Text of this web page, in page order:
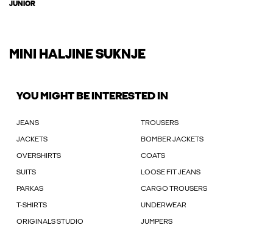
JUNIOR
MINI HALJINE SUKNJE
YOU MIGHT BE INTERESTED IN
JEANS TROUSERS
JACKETS BOMBER JACKETS
OVERSHIRTS COATS
SUITS LOOSE FIT JEANS
PARKAS CARGO TROUSERS
T-SHIRTS UNDERWEAR
ORIGINALS STUDIO JUMPERS